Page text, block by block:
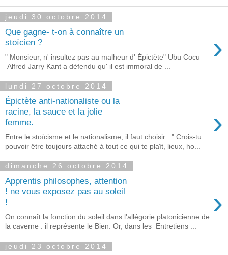
jeudi 30 octobre 2014
Que gagne- t-on à connaître un
stoïcien ?
›
" Monsieur, n' insultez pas au malheur d' Épictète" Ubu Cocu
Alfred Jarry Kant a défendu qu' il est immoral de ...
lundi 27 octobre 2014
Épictète anti-nationaliste ou la
racine, la sauce et la jolie
femme.
›
Entre le stoïcisme et le nationalisme, il faut choisir : " Crois-tu
pouvoir être toujours attaché à tout ce qui te plaît, lieux, ho...
dimanche 26 octobre 2014
Apprentis philosophes, attention
! ne vous exposez pas au soleil
!
›
On connaît la fonction du soleil dans l'allégorie platonicienne de
la caverne : il représente le Bien. Or, dans les Entretiens ...
jeudi 23 octobre 2014